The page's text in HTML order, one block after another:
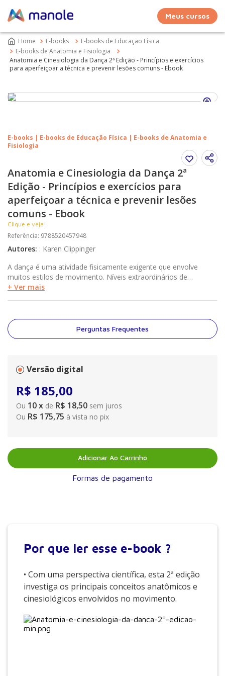
Meus cursos
E-books
E-books de Educação Física
E-books de Anatomia e Fisiologia
Anatomia e Cinesiologia da Dança 2ª Edição - Princípios e exercícios
para aperfeiçoar a técnica e prevenir lesões comuns - Ebook
E-books | E-books de Educação Física | E-books de Anatomia e
Fisiologia
Anatomia e Cinesiologia da Dança 2ª
Edição - Princípios e exercícios para
aperfeiçoar a técnica e prevenir lesões
comuns - Ebook
Clique e veja!
Referência: 9788520457948
Autores: : Karen Clippinger
A dança é uma atividade fisicamente exigente que envolve
muitos estilos de movimento. Níveis extraordinários de
versatilidade, força, amplitude de movimento, coordenação e
+ Ver mais
Perguntas Frequentes
Versão digital
R$ 185,00
Ou 10x de R$ 18,50 sem juros
Ou R$ 175,75 à vista no pix
Adicionar Ao Carrinho
Formas de pagamento
Por que ler esse e-book ?
• Com uma perspectiva científica, esta 2ª edição
investiga os principais conceitos anatômicos e
cinesiológicos envolvidos no movimento.